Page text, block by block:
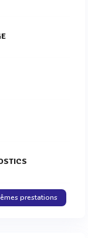
prestations